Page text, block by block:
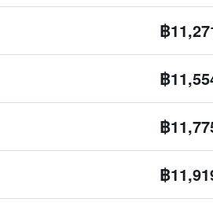
฿
฿
฿
฿